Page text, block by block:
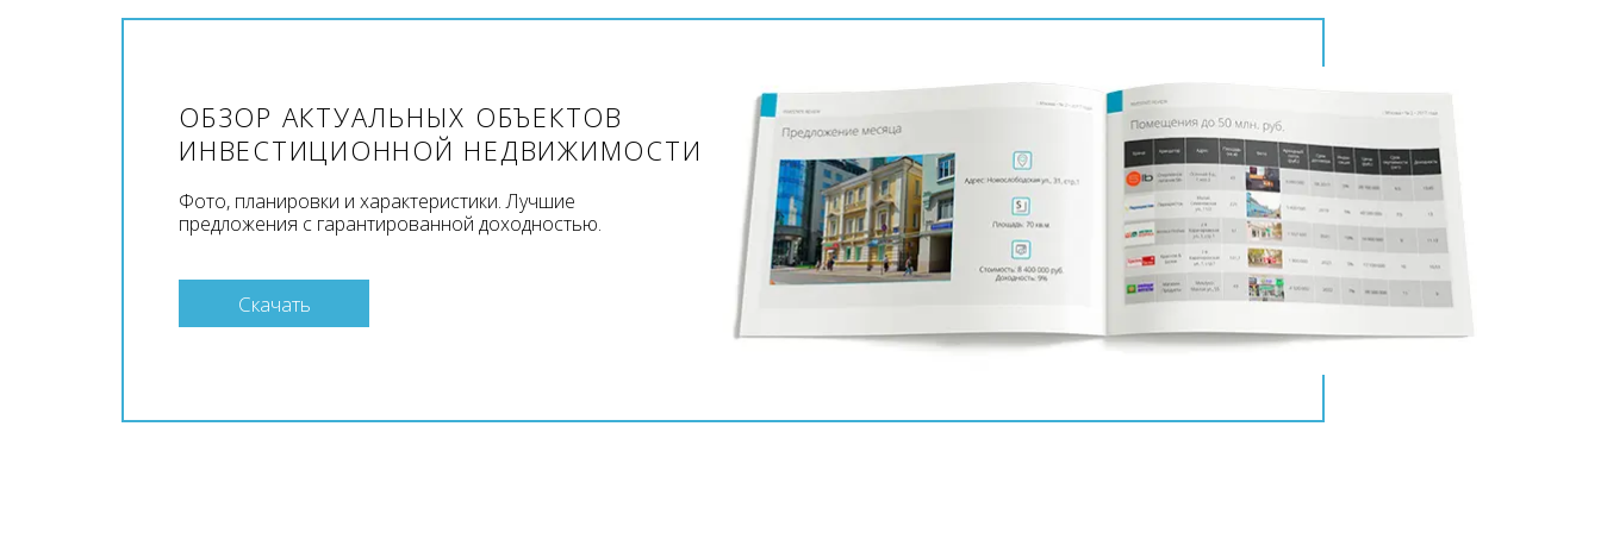
ОБЗОР АКТУАЛЬНЫХ ОБЪЕКТОВ
ИНВЕСТИЦИОННОЙ НЕДВИЖИМОСТИ
Фото, планировки и характеристики. Лучшие
предложения с гарантированной доходностью.
Скачать